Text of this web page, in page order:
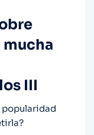
III
popularidad